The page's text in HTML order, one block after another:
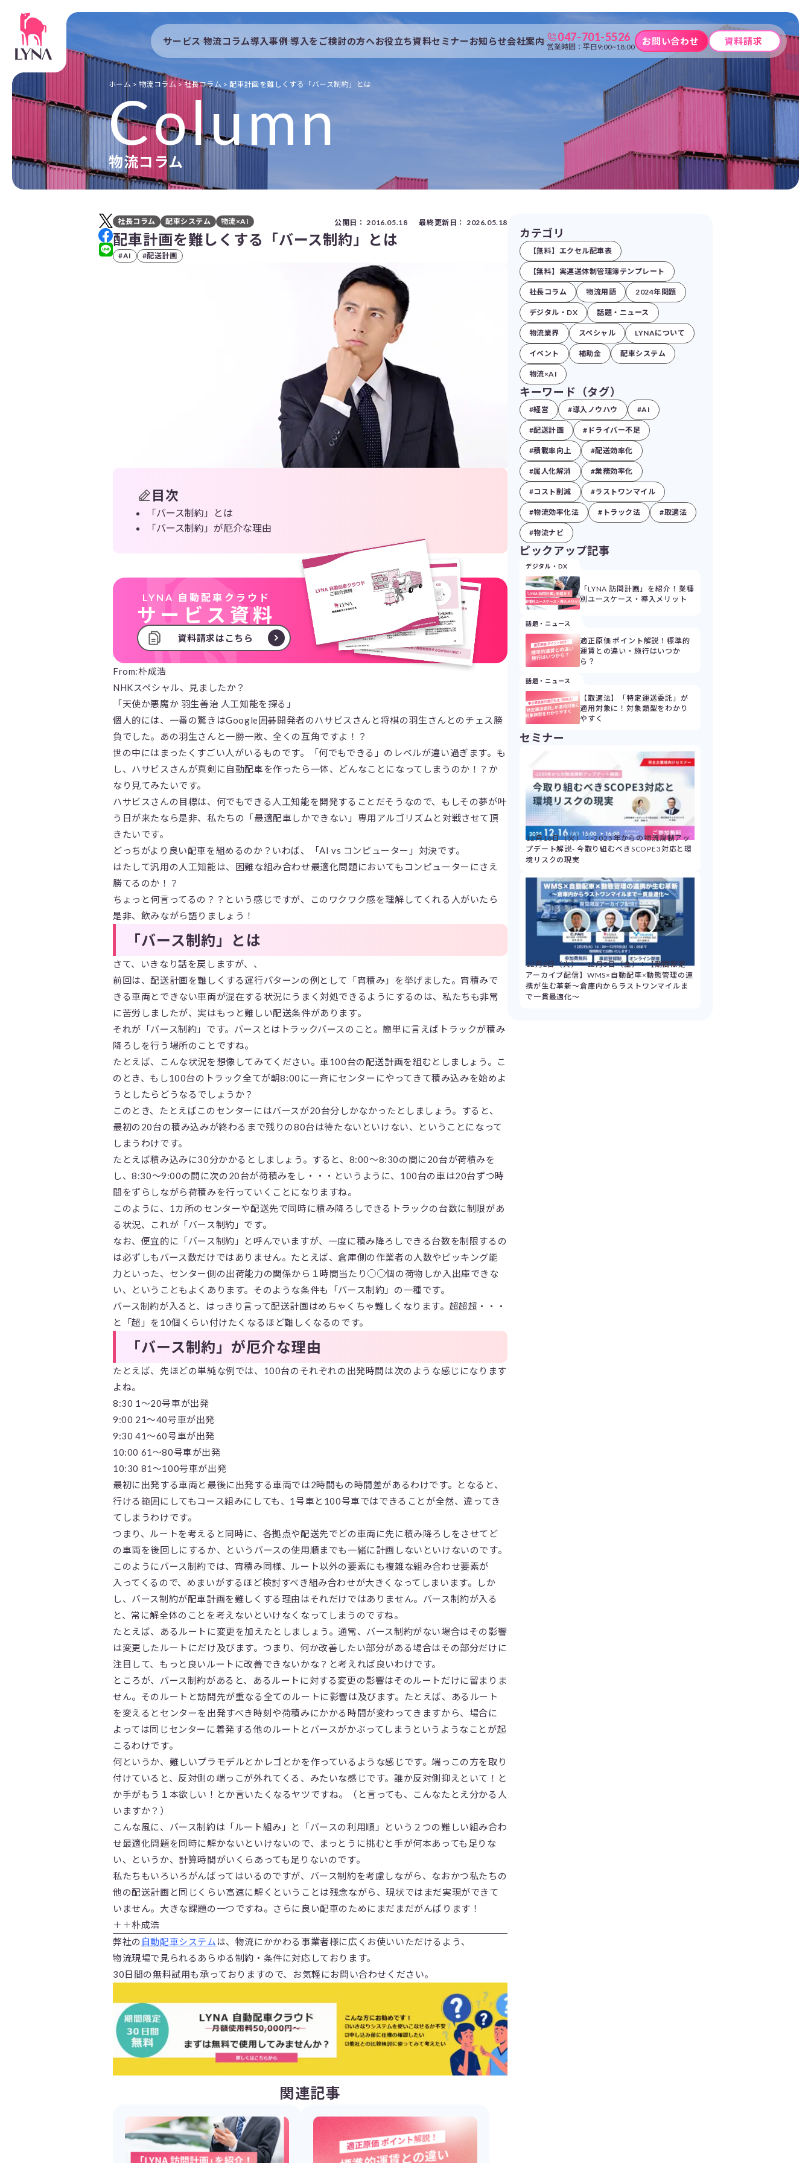
サービス
サービストップ
自動配車システム
DXプラットフォーム
発着管理オプション
訪問計画
物流拠点最適化
開発者向けサービス
物流コラム導入事例
導入事例
導入企業一覧
導入をご検討の方へお役立ち資料セミナーお知らせ会社案内
会社概要
採用情報
047-701-5526
営業時間：平日9:00~18:00 お問い合わせ 資料請求
Column
物流コラム
ホーム > 物流コラム >社長コラム > 配車計画を難しくする「バース制約」とは
社長コラム 配車システム 物流×AI 公開日： 2016.05.18 最終更新日： 2026.05.18
配車計画を難しくする「バース制約」とは
#AI #配送計画
目次
「バース制約」とは
「バース制約」が厄介な理由
LYNA 自動配車クラウド
サービス資料
資料請求はこちら
From:朴成浩
NHKスペシャル、見ましたか？
「天使か悪魔か 羽生善治 人工知能を探る」
個人的には、一番の驚きはGoogle囲碁開発者のハサビスさんと将棋の羽生さんとのチェス勝
負でした。あの羽生さんと一勝一敗、全くの互角ですよ！？
世の中にはまったくすごい人がいるものです。「何でもできる」のレベルが違い過ぎます。も
し、ハサビスさんが真剣に自動配車を作ったら一体、どんなことになってしまうのか！？か
なり見てみたいです。
ハサビスさんの目標は、何でもできる人工知能を開発することだそうなので、もしその夢が叶
う日が来たなら是非、私たちの「最適配車しかできない」専用アルゴリズムと対戦させて頂
きたいです。
どっちがより良い配車を組めるのか？いわば、「AI vs コンピューター」対決です。
はたして汎用の人工知能は、困難な組み合わせ最適化問題においてもコンピューターにさえ
勝てるのか！？
ちょっと何言ってるの？？という感じですが、このワクワク感を理解してくれる人がいたら
是非、飲みながら語りましょう！
「バース制約」とは
さて、いきなり話を戻しますが、、
前回は、配送計画を難しくする運行パターンの例として「宵積み」を挙げました。宵積みで
きる車両とできない車両が混在する状況にうまく対処できるようにするのは、私たちも非常
に苦労しましたが、実はもっと難しい配送条件があります。
それが「バース制約」です。バースとはトラックバースのこと。簡単に言えばトラックが積み
降ろしを行う場所のことですね。
たとえば、こんな状況を想像してみてください。車100台の配送計画を組むとしましょう。こ
のとき、もし100台のトラック全てが朝8:00に一斉にセンターにやってきて積み込みを始めよ
うとしたらどうなるでしょうか？
このとき、たとえばこのセンターにはバースが20台分しかなかったとしましょう。すると、
最初の20台の積み込みが終わるまで残りの80台は待たないといけない、ということになって
しまうわけです。
たとえば積み込みに30分かかるとしましょう。すると、8:00～8:30の間に20台が荷積みを
し、8:30～9:00の間に次の20台が荷積みをし・・・というように、100台の車は20台ずつ時
間をずらしながら荷積みを行っていくことになりますね。
このように、1カ所のセンターや配送先で同時に積み降ろしできるトラックの台数に制限があ
る状況、これが「バース制約」です。
なお、便宜的に「バース制約」と呼んでいますが、一度に積み降ろしできる台数を制限するの
は必ずしもバース数だけではありません。たとえば、倉庫側の作業者の人数やピッキング能
力といった、センター側の出荷能力の関係から１時間当たり○○個の荷物しか入出庫できな
い、ということもよくあります。そのような条件も「バース制約」の一種です。
バース制約が入ると、はっきり言って配送計画はめちゃくちゃ難しくなります。超超超・・・
と「超」を10個くらい付けたくなるほど難しくなるのです。
「バース制約」が厄介な理由
たとえば、先ほどの単純な例では、100台のそれぞれの出発時間は次のような感じになります
よね。
8:30 1～20号車が出発
9:00 21～40号車が出発
9:30 41～60号車が出発
10:00 61～80号車が出発
10:30 81～100号車が出発
最初に出発する車両と最後に出発する車両では2時間もの時間差があるわけです。となると、
行ける範囲にしてもコース組みにしても、1号車と100号車ではできることが全然、違ってき
てしまうわけです。
つまり、ルートを考えると同時に、各拠点や配送先でどの車両に先に積み降ろしをさせてど
の車両を後回しにするか、というバースの使用順までも一緒に計画しないといけないのです。
このようにバース制約では、宵積み同様、ルート以外の要素にも複雑な組み合わせ要素が
入ってくるので、めまいがするほど検討すべき組み合わせが大きくなってしまいます。しか
し、バース制約が配車計画を難しくする理由はそれだけではありません。バース制約が入る
と、常に解全体のことを考えないといけなくなってしまうのですね。
たとえば、あるルートに変更を加えたとしましょう。通常、バース制約がない場合はその影響
は変更したルートにだけ及びます。つまり、何か改善したい部分がある場合はその部分だけに
注目して、もっと良いルートに改善できないかな？と考えれば良いわけです。
ところが、バース制約があると、あるルートに対する変更の影響はそのルートだけに留まりま
せん。そのルートと訪問先が重なる全てのルートに影響は及びます。たとえば、あるルート
を変えるとセンターを出発すべき時刻や荷積みにかかる時間が変わってきますから、場合に
よっては同じセンターに着発する他のルートとバースがかぶってしまうというようなことが起
こるわけです。
何というか、難しいプラモデルとかレゴとかを作っているような感じです。端っこの方を取り
付けていると、反対側の端っこが外れてくる、みたいな感じです。誰か反対側抑えといて！と
か手がもう１本欲しい！とか言いたくなるヤツですね。（と言っても、こんなたとえ分かる人
いますか？）
こんな風に、バース制約は「ルート組み」と「バースの利用順」という２つの難しい組み合わ
せ最適化問題を同時に解かないといけないので、まっとうに挑むと手が何本あっても足りな
い、というか、計算時間がいくらあっても足りないのです。
私たちもいろいろがんばってはいるのですが、バース制約を考慮しながら、なおかつ私たちの
他の配送計画と同じくらい高速に解くということは残念ながら、現状ではまだ実現ができて
いません。大きな課題の一つですね。さらに良い配車のためにまだまだがんばります！
＋＋朴成浩
弊社の 自動配車システム は、物流にかかわる事業者様に広くお使いいただけるよう、
物流現場で見られるあらゆる制約・条件に対応しております。
30日間の無料試用も承っておりますので、お気軽にお問い合わせください。
関連記事
カテゴリ
【無料】エクセル配車表
【無料】実運送体制管理簿テンプレート
社長コラム 物流用語 2024年問題
デジタル・DX 話題・ニュース
物流業界 スペシャル LYNAについて
イベント 補助金 配車システム
物流×AI
キーワード（タグ）
#経営 #導入ノウハウ #AI
#配送計画 #ドライバー不足
#積載率向上 #配送効率化
#属人化解消 #業務効率化
#コスト削減 #ラストワンマイル
#物流効率化法 #トラック法 #取適法
#物流ナビ
ピックアップ記事
デジタル・DX
「LYNA 訪問計画」を紹介！業種
別ユースケース・導入メリット
話題・ニュース
適正原価 ポイント解説！標準的
運賃との違い・施行はいつか
ら？
話題・ニュース
【取適法】「特定運送委託」が
適用対象に！対象類型をわかり
やすく
セミナー
12月16日（火）：-2025年からの物流規制アッ
プデート解説- 今取り組むべきSCOPE3対応と環
境リスクの現実
12月2日（火）～12月5日（金）：【期間限定
アーカイブ配信】WMS×自動配車×動態管理の連
携が生む革新～倉庫内からラストワンマイルま
で一貫最適化～